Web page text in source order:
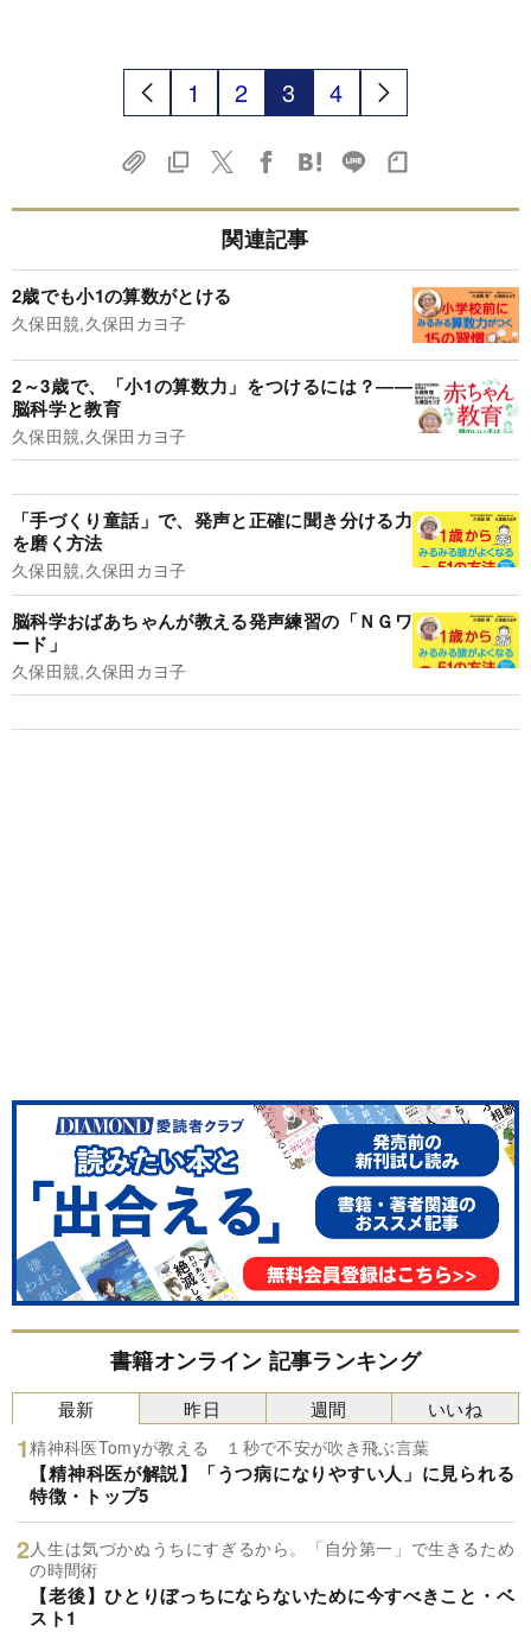
1 2 3 4
関連記事
2歳でも小1の算数がとける
久保田競,久保田カヨ子
2～3歳で、「小1の算数力」をつけるには？――
脳科学と教育
久保田競,久保田カヨ子
「手づくり童話」で、発声と正確に聞き分ける力
を磨く方法
久保田競,久保田カヨ子
脳科学おばあちゃんが教える発声練習の「ＮＧワ
ード」
久保田競,久保田カヨ子
書籍オンライン 記事ランキング
最新
精神科医Tomyが教える １秒で不安が吹き飛ぶ言葉
【精神科医が解説】「うつ病になりやすい人」に見られる
特徴・トップ5
人生は気づかぬうちにすぎるから。「自分第一」で生きるため
の時間術
【老後】ひとりぼっちにならないために今すべきこと・ベ
スト1
昨日 週間 いいね